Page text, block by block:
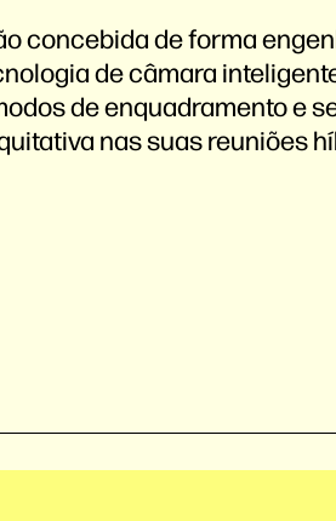
concebida de forma
de câmara
de enquadramento e
nas suas reuniões